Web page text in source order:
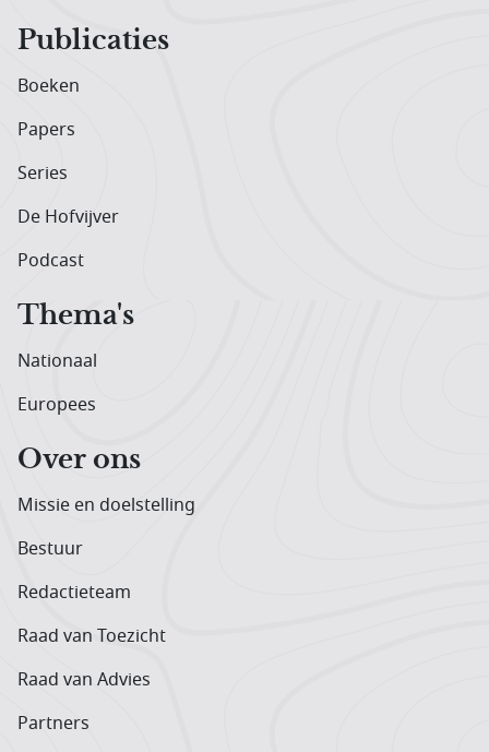
Publicaties
Boeken
Papers
Series
De Hofvijver
Podcast
Thema's
Nationaal
Europees
Over ons
Missie en doelstelling
Bestuur
Redactieteam
Raad van Toezicht
Raad van Advies
Partners